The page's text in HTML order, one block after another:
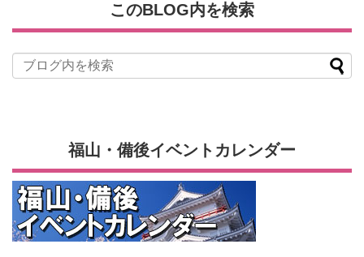
このBLOG内を検索
福山・備後イベントカレンダー